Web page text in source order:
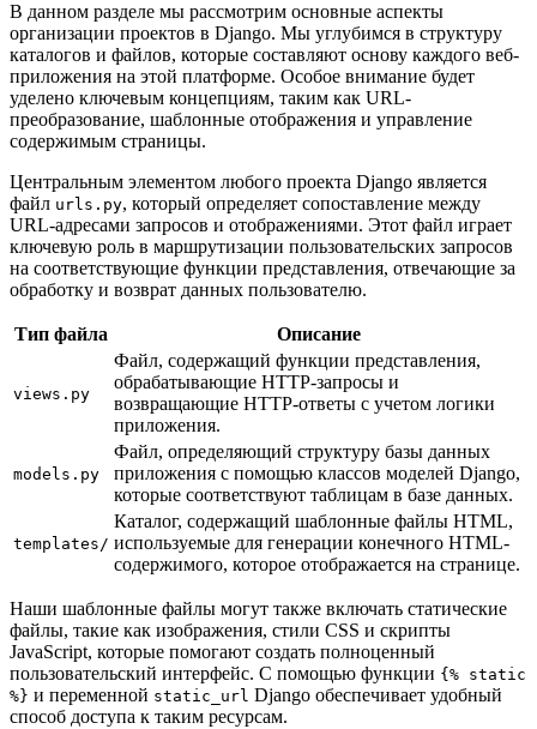
В данном разделе мы рассмотрим основные аспекты
организации проектов в Django. Мы углубимся в структуру
каталогов и файлов, которые составляют основу каждого веб-
приложения на этой платформе. Особое внимание будет
уделено ключевым концепциям, таким как URL-
преобразование, шаблонные отображения и управление
содержимым страницы.
Центральным элементом любого проекта Django является
файл urls.py, который определяет сопоставление между
URL-адресами запросов и отображениями. Этот файл играет
ключевую роль в маршрутизации пользовательских запросов
на соответствующие функции представления, отвечающие за
обработку и возврат данных пользователю.
Тип файла Описание
views.py
Файл, содержащий функции представления,
обрабатывающие HTTP-запросы и
возвращающие HTTP-ответы с учетом логики
приложения.
models.py
Файл, определяющий структуру базы данных
приложения с помощью классов моделей Django,
которые соответствуют таблицам в базе данных.
templates/
Каталог, содержащий шаблонные файлы HTML,
используемые для генерации конечного HTML-
содержимого, которое отображается на странице.
Наши шаблонные файлы могут также включать статические
файлы, такие как изображения, стили CSS и скрипты
JavaScript, которые помогают создать полноценный
пользовательский интерфейс. С помощью функции {% static
%} и переменной static_url Django обеспечивает удобный
способ доступа к таким ресурсам.